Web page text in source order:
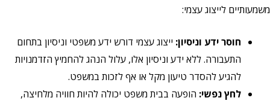
משמעותיים לייצוג עצמי:
חוסר ידע וניסיון: ייצוג עצמי דורש ידע משפטי וניסיון בתחום
התעבורה. ללא ידע וניסיון אלו, עלול הנהג להחמיץ הזדמנויות
להגיע להסדר טיעון מקל או אף לזכות במשפט.
לחץ נפשי: הופעה בבית משפט יכולה להיות חוויה מלחיצה,